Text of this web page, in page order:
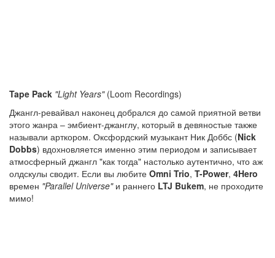
Tape Pack "Light Years"(Loom Recordings)
Джангл-ревайвал наконец добрался до самой приятной ветви
этого жанра – эмбиент-джанглу, который в девяностые также
называли арткором. Оксфордский музыкант Ник Доббс (Nick
Dobbs) вдохновляется именно этим периодом и записывает
атмосферный джангл "как тогда" настолько аутентично, что аж
олдскулы сводит. Если вы любите Omni Trio, T-Power, 4Hero
времен "Parallel Universe"и раннего LTJ Bukem, не проходите
мимо!